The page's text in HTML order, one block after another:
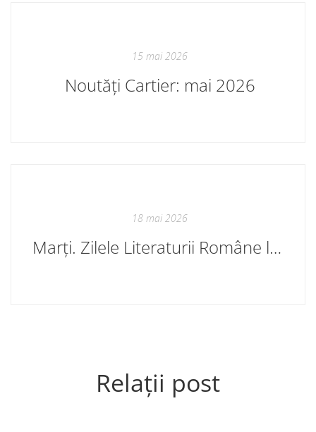
15 mai 2026
Noutăți Cartier: mai 2026
18 mai 2026
Marți. Zilele Literaturii Române la Chișinău
Relații post